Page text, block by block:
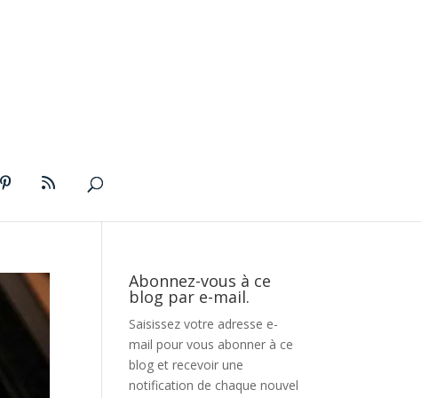
Abonnez-vous à ce
blog par e-mail.
Saisissez votre adresse e-
mail pour vous abonner à ce
blog et recevoir une
notification de chaque nouvel